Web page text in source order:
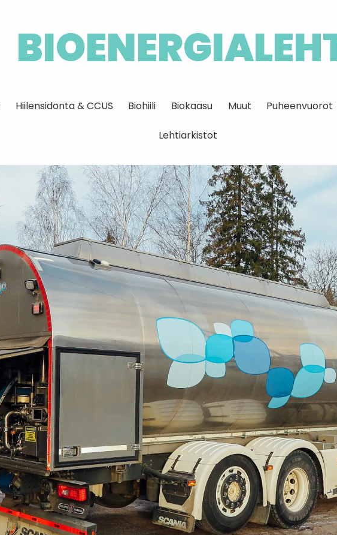
Hiilensidonta & CCUS Biohiili Biokaasu Muut Puheenvuorot
Lehtiarkistot